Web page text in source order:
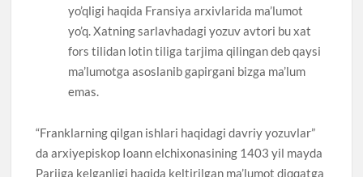
yo’qligi haqida Fransiya arxivlarida ma’lumot
yo’q. Xatning sarlavhadagi yozuv avtori bu xat
fors tilidan lotin tiliga tarjima qilingan deb qaysi
ma’lumotga asoslanib gapirgani bizga ma’lum
emas.
“Franklarning qilgan ishlari haqidagi davriy yozuvlar”
da arxiyepiskop Ioann elchixonasining 1403 yil mayda
Parijga kelganligi haqida keltirilgan ma’lumot diqqatga